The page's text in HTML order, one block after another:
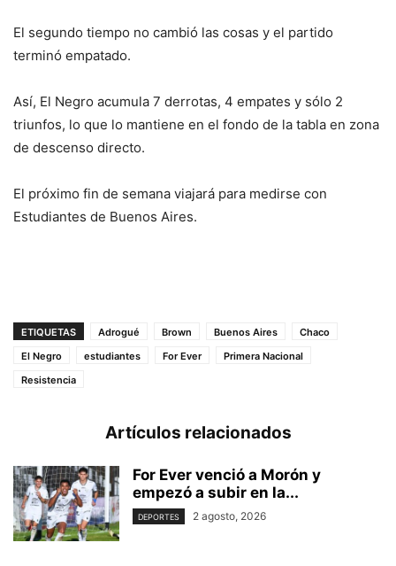
El segundo tiempo no cambió las cosas y el partido
terminó empatado.
Así, El Negro acumula 7 derrotas, 4 empates y sólo 2
triunfos, lo que lo mantiene en el fondo de la tabla en zona
de descenso directo.
El próximo fin de semana viajará para medirse con
Estudiantes de Buenos Aires.
ETIQUETAS Adrogué Brown Buenos Aires
Chaco
El Negro
estudiantes For Ever
Primera Nacional
Resistencia
Artículos relacionados
For Ever venció a Morón y
empezó a subir en la...
DEPORTES 2 agosto, 2026